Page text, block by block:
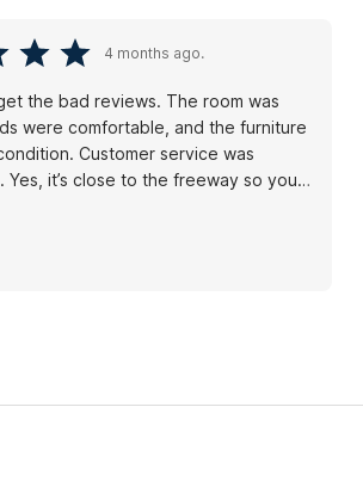
4 months ago.
the bad reviews. The room was
were comfortable, and the furniture
Customer service was
noise during the day, but nights are
the AC on you barely notice it. For the
think it’s one of the best places to